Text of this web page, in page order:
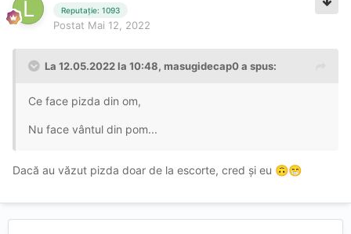
Reputație: 1093
Postat Mai 12, 2022
La 12.05.2022 la 10:48, masugidecap0a spus:
Ce face pizda din om,
Nu face vântul din pom...
Dacă au văzut pizda doar de la escorte, cred și eu 🙃😁